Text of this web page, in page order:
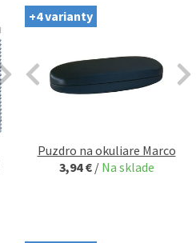
+4 varianty
Puzdro na okuliare Marco
3,94 € / Na sklade